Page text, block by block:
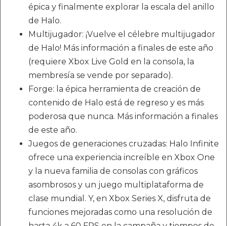
épica y finalmente explorar la escala del anillo
de Halo.
Multijugador: ¡Vuelve el célebre multijugador
de Halo! Más información a finales de este año
(requiere Xbox Live Gold en la consola, la
membresía se vende por separado).
Forge: la épica herramienta de creación de
contenido de Halo está de regreso y es más
poderosa que nunca. Más información a finales
de este año.
Juegos de generaciones cruzadas: Halo Infinite
ofrece una experiencia increíble en Xbox One
y la nueva familia de consolas con gráficos
asombrosos y un juego multiplataforma de
clase mundial. Y, en Xbox Series X, disfruta de
funciones mejoradas como una resolución de